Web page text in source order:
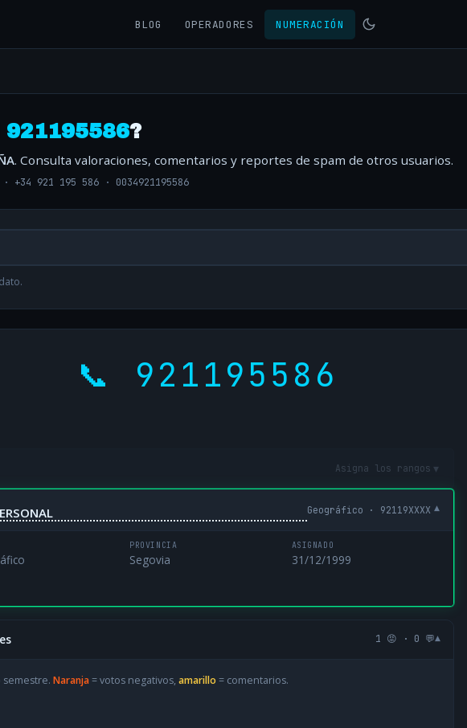
BLOG OPERADORES NUMERACIÓN
921195586?
. Consulta valoraciones, comentarios y reportes de spam de otros usuarios.
· +34 921 195 586 · 0034921195586
📞 921195586
Asigna los rangos ▾
Geográfico · 92119XXXX ▾
PROVINCIA
Segovia
ASIGNADO
31/12/1999
1 😡 · 0 💬▾
Naranja= votos negativos, amarillo = comentarios.